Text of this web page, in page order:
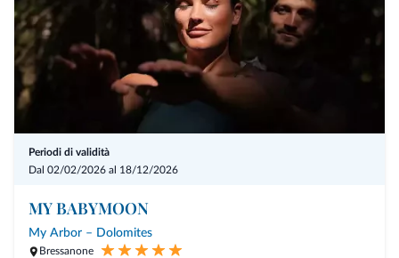
Piscina, vasche idromassaggio e laghetto naturale nel Lüsner Badl
Area saune con 11 saune progettate individualmente
Le casette dei bagni alpini Quarzit e Terra
nicchie accoglienti nelle nostre sale relax, nel giardino e lungo il
sentiero della consapevolezza
rituali naturellness® come il rituale sciamanico nella capanna
sudatoria (escl.)
NUOVO: programma naturellness® Mindfulness con yoga, Qi Gong
NUOVO : nuova palestra con attrezzature Technogym e parete di
Periodi di validità
Dal 02/02/2026 al 18/12/2026
MY BABYMOON
My Arbor – Dolomites
Bressanone